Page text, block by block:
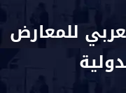
للمعارض